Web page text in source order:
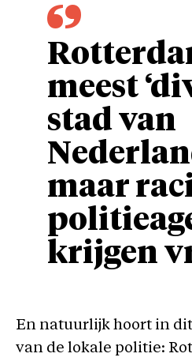
meest
stad van
maar
krijgen
En natuurlijk hoort in
van de lokale politie: